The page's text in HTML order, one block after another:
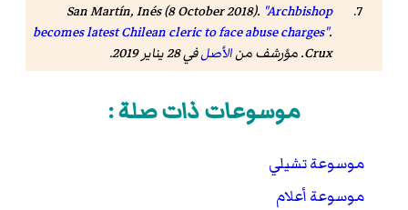
San Martín, Inés (8 October 2018). "Archbishop
becomes latest Chilean cleric to face abuse charges".
Crux. مؤرشف منالأصلفي 28 يناير 2019 .
موسوعات ذات صلة :
موسوعة تشيلي
موسوعة أعلام